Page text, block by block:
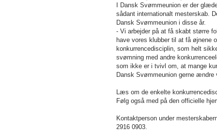
I Dansk Svømmeunion er der
sådant internationalt mesterskab.
Dansk Svømmeunion i disse år.
- Vi arbejder på at få skabt større
have vores klubber til at få øjnene
konkurrencedisciplin, som helt
svømning med andre
som ikke er i tvivl om, at mange
Dansk Svømmeunion gerne ændre
Læs om de enkelte
Følg også med på den officielle
Kontaktperson under
2916 0903.